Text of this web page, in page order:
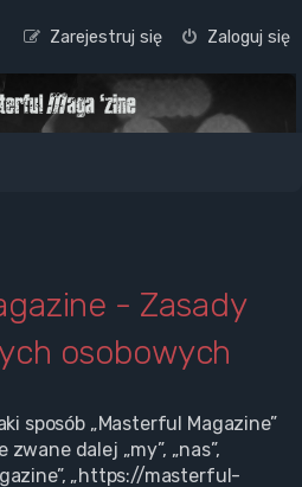
Zaloguj się
Zarejestruj się
- Zasady
osobowych
sposób „Masterful Magazine”
dalej „my”, „nas”,
„https://masterful-